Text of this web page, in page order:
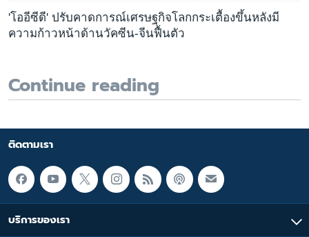
'โออีซีดี' ปรับคาดการณ์เศรษฐกิจโลกกระเตื้องขึ้นหลังมี
ความก้าวหน้าด้านวัคซีน-จีนฟื้นตัว
Continue reading
ติดตามเรา
บริการของเรา